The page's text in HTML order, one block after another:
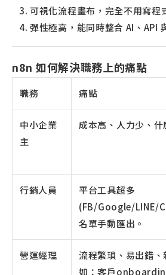
可視化流程畫布，完全不用寫程
彈性極高，能同時整合 AI、API
n8n 如何解決職務上的痛點
職務 痛點
中小企業
主
成本高、人力少、什
行銷人員
平台工具超多
(FB/Google/LINE/
名單手動匯出。
營運經理
流程繁瑣、易出錯
如：客戶